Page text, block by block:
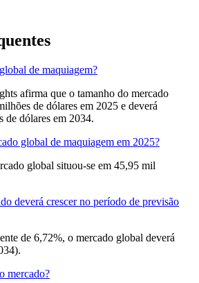
de maquiagem?
afirma que o tamanho do mercado
de dólares em 2025 e deverá
dólares em 2034.
global de maquiagem em 2025?
global situou-se em 45,95 mil
deverá crescer no período de previsão
de 6,72%, o mercado global deverá
mercado?